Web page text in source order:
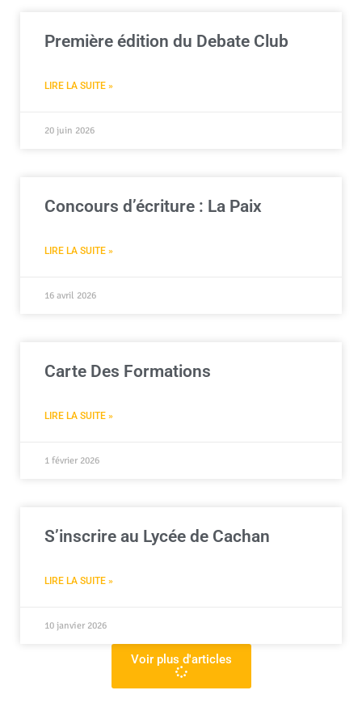
Première édition du Debate Club
LIRE LA SUITE »
20 juin 2026
Concours d’écriture : La Paix
LIRE LA SUITE »
16 avril 2026
Carte Des Formations
LIRE LA SUITE »
1 février 2026
S’inscrire au Lycée de Cachan
LIRE LA SUITE »
10 janvier 2026
Voir plus d'articles